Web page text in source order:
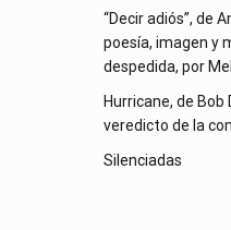
“Decir adiós”, de
poesía, imagen y
despedida, por
Hurricane, de Bob
veredicto de la
Silenciadas